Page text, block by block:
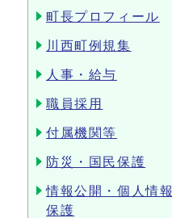
町長プロフィール
川西町例規集
人事・給与
職員採用
付属機関等
防災・国民保護
情報公開・個人情報
保護